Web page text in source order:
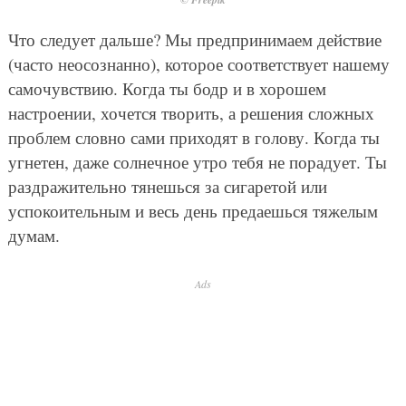
Что следует дальше? Мы предпринимаем действие
(часто неосознанно), которое соответствует нашему
самочувствию. Когда ты бодр и в хорошем
настроении, хочется творить, а решения сложных
проблем словно сами приходят в голову. Когда ты
угнетен, даже солнечное утро тебя не порадует. Ты
раздражительно тянешься за сигаретой или
успокоительным и весь день предаешься тяжелым
думам.
Ads